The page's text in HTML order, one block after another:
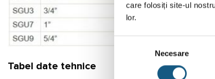
care folosiți site-ul
lor.
consimțământului
Necesare
Tabel date tehnice